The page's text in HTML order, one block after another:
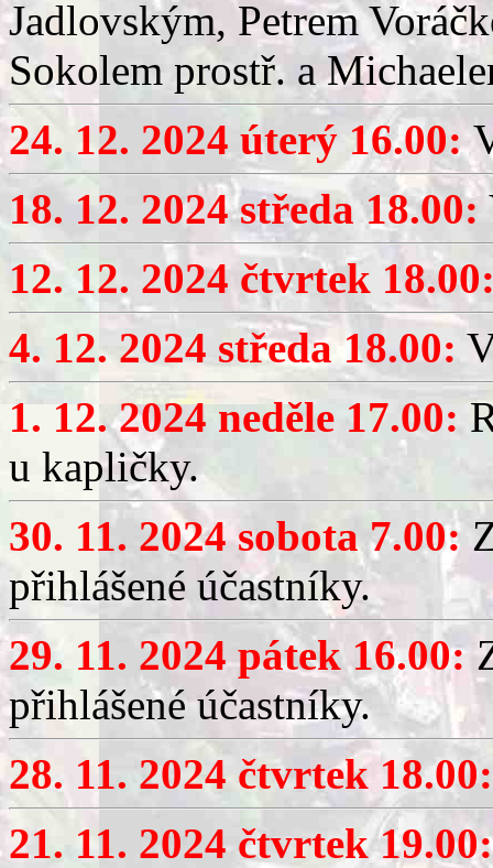
Jadlovským, Petrem
Sokolem prostř. a
24. 12. 2024 úterý 16.00:
18. 12. 2024 středa 18.00:
12. 12. 2024 čtvrtek
4. 12. 2024 středa 18.00:
1. 12. 2024 neděle 17.00:
u kapličky.
30. 11. 2024 sobota 7.00:
přihlášené účastníky.
29. 11. 2024 pátek 16.00:
přihlášené účastníky.
28. 11. 2024 čtvrtek 18.00:
21. 11. 2024 čtvrtek 19.00: